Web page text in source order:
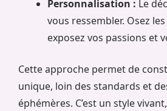
Personnalisation : Le
vous ressembler. Osez
exposez vos passions et
Cette approche permet de
unique, loin des standards et
éphémères. C’est un style